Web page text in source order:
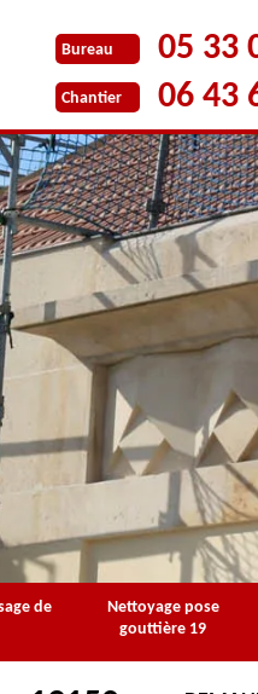
Bureau 05 33
Chantier 06 43
de
Nettoyage pose
gouttière 19